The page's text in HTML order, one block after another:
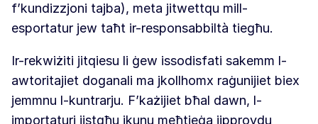
f’kundizzjoni tajba), meta jitwettqu mill-
esportatur jew taħt ir-responsabbiltà tiegħu.
Ir-rekwiżiti jitqiesu li ġew issodisfati sakemm l-
awtoritajiet doganali ma jkollhomx raġunijiet biex
jemmnu l-kuntrarju. F’każijiet bħal dawn, l-
importaturi jistgħu jkunu meħtieġa jipprovdu